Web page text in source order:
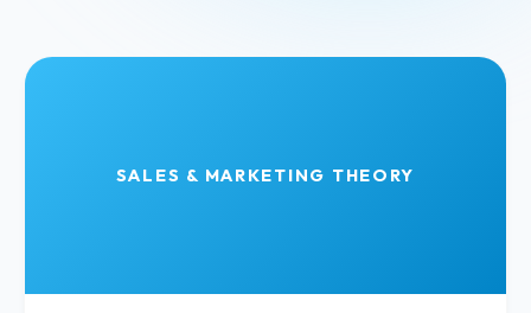
SALES & MARKETING THEORY